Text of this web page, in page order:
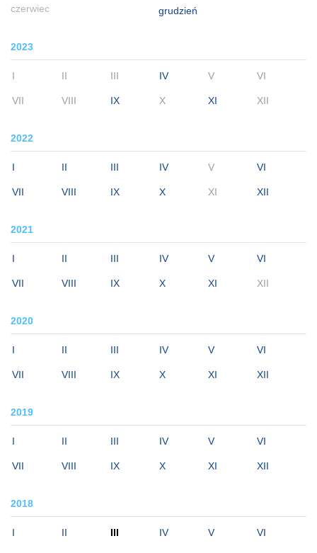
czerwiec
grudzień
2023
I II III IV V VI
VII VIII IX X XI XII
2022
I II III IV V VI
VII VIII IX X XI XII
2021
I II III IV V VI
VII VIII IX X XI XII
2020
I II III IV V VI
VII VIII IX X XI XII
2019
I II III IV V VI
VII VIII IX X XI XII
2018
I II III IV V VI